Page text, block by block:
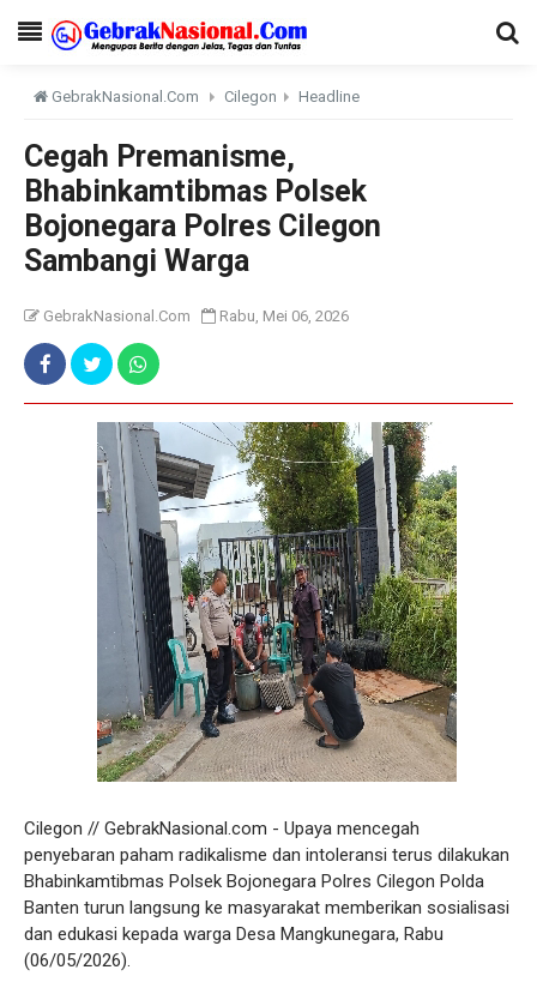
GebrakNasional.Com Cilegon Headline
Cegah Premanisme,
Bhabinkamtibmas Polsek
Bojonegara Polres Cilegon
Sambangi Warga
GebrakNasional.Com Rabu, Mei 06, 2026
Cilegon // GebrakNasional.com - Upaya mencegah
penyebaran paham radikalisme dan intoleransi terus dilakukan
Bhabinkamtibmas Polsek Bojonegara Polres Cilegon Polda
Banten turun langsung ke masyarakat memberikan sosialisasi
dan edukasi kepada warga Desa Mangkunegara, Rabu
(06/05/2026).